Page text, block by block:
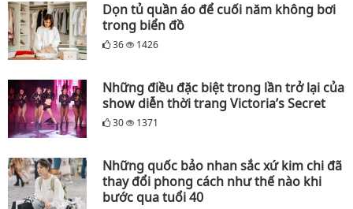
Dọn tủ quần áo để cuối năm không bơi
trong biển đồ
36 1426
Những điều đặc biệt trong lần trở lại của
show diễn thời trang Victoria’s Secret
30 1371
Những quốc bảo nhan sắc xứ kim chi đã
thay đổi phong cách như thế nào khi
bước qua tuổi 40